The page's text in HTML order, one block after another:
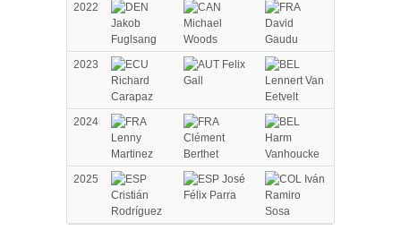
2022
Jakob
Fuglsang
Michael
Woods
David
Gaudu
2023
Richard
Carapaz
Felix
Gall
Lennert Van
Eetvelt
2024
Lenny
Martinez
Clément
Berthet
Harm
Vanhoucke
2025
Cristián
Rodríguez
José
Félix Parra
Iván
Ramiro
Sosa